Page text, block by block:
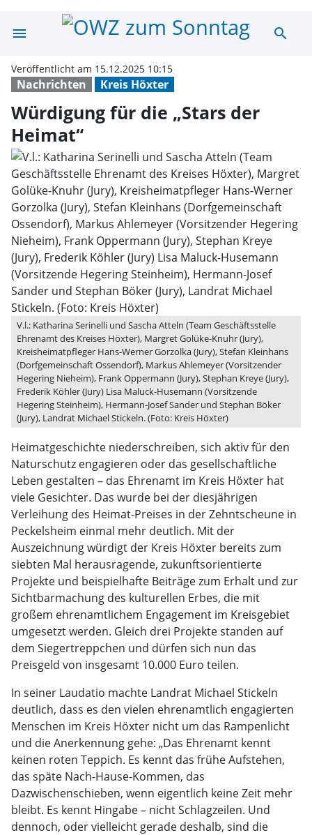
menu Würdigung für
search
Nachrichten Kreis Höxter
Veröffentlicht am 15.12.2025 10:15
Würdigung für die „Stars der
Heimat“
V.l.: Katharina Serinelli und Sascha Atteln (Team Geschäftsstelle
Ehrenamt des Kreises Höxter), Margret Golüke-Knuhr (Jury),
Kreisheimatpfleger Hans-Werner Gorzolka (Jury), Stefan Kleinhans
(Dorfgemeinschaft Ossendorf), Markus Ahlemeyer (Vorsitzender
Hegering Nieheim), Frank Oppermann (Jury), Stephan Kreye (Jury),
Frederik Köhler (Jury) Lisa Maluck-Husemann (Vorsitzende
Hegering Steinheim), Hermann-Josef Sander und Stephan Böker
(Jury), Landrat Michael Stickeln. (Foto: Kreis Höxter)
Heimatgeschichte niederschreiben, sich aktiv für den
Naturschutz engagieren oder das gesellschaftliche
Leben gestalten – das Ehrenamt im Kreis Höxter hat
viele Gesichter. Das wurde bei der diesjährigen
Verleihung des Heimat-Preises in der Zehntscheune in
Peckelsheim einmal mehr deutlich. Mit der
Auszeichnung würdigt der Kreis Höxter bereits zum
siebten Mal herausragende, zukunftsorientierte
Projekte und beispielhafte Beiträge zum Erhalt und zur
Sichtbarmachung des kulturellen Erbes, die mit
großem ehrenamtlichem Engagement im Kreisgebiet
umgesetzt werden. Gleich drei Projekte standen auf
dem Siegertreppchen und dürfen sich nun das
Preisgeld von insgesamt 10.000 Euro teilen.
In seiner Laudatio machte Landrat Michael Stickeln
deutlich, dass es den vielen ehrenamtlich engagierten
Menschen im Kreis Höxter nicht um das Rampenlicht
und die Anerkennung gehe: „Das Ehrenamt kennt
keinen roten Teppich. Es kennt das frühe Aufstehen,
das späte Nach-Hause-Kommen, das
Dazwischenschieben, wenn eigentlich keine Zeit mehr
bleibt. Es kennt Hingabe – nicht Schlagzeilen. Und
dennoch, oder vielleicht gerade deshalb, sind die